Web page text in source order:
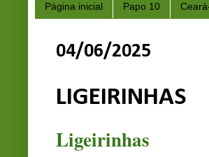
Página inicial Papo 10
04/06/2025
LIGEIRINHAS
Ligeirinhas